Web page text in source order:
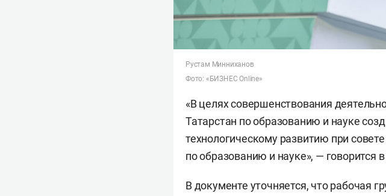
Рустам Минниханов
Фото: «БИЗНЕС Online»
«В целях совершенствования
Татарстан по образованию и науке
технологическому развитию при
по образованию и науке», — говорится
В документе уточняется, что рабочая